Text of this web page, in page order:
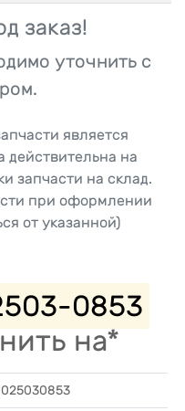
заказ!
уточнить с
является
действительна на
запчасти на склад.
при оформлении
от указанной)
0853
на*